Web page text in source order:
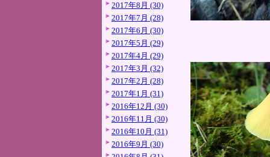
2017年8月 (30)
2017年7月 (28)
2017年6月 (30)
2017年5月 (29)
2017年4月 (29)
2017年3月 (32)
2017年2月 (28)
2017年1月 (31)
2016年12月 (30)
2016年11月 (30)
2016年10月 (31)
2016年9月 (30)